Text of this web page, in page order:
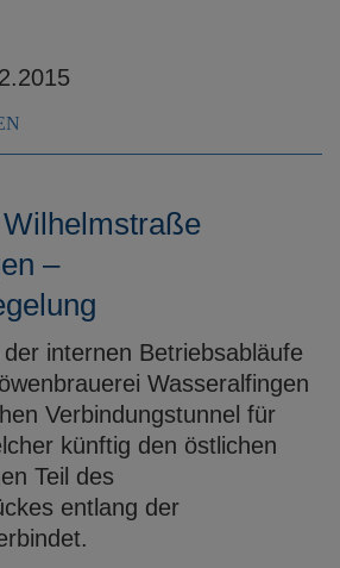
–
internen Betriebsabläufe
Wasseralfingen
Verbindungstunnel für
künftig den östlichen
Teil des
entlang der